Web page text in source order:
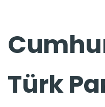
Türk